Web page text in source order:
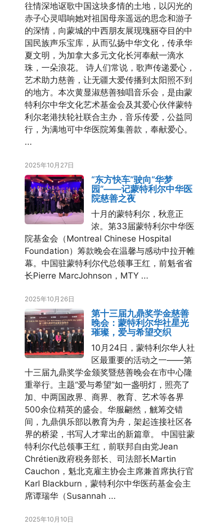
往情深地讴歌中国这块多情的土地，以闪光的
赤子心灵唱响她对祖国母亲遥远的思念和游子
的深情，向蒙城的中西朋友展现瑰丽夺目的中
国民族声乐宝库，从而弘扬中华文化，传承华
夏文明，为加拿大多元文化长河奉献一滴水
珠，一朵浪花。 诗人们常说，歌声传递爱心，
艺术助力慈善，让无疆大爱传播到太阳照不到
的地方。本次黄显淑慈善独唱音乐会，是由蒙
特利尔中华文化艺术基金会及其爱心伙伴蒙特
利尔老港扶轮社联合主办，音乐传爱，公益同
行，为满地可中华医院筹集善款，奉献爱心。
...
2025年10月27日
“东方快车”驶向“华梦
园”——记蒙特利尔中华医
院慈善之夜
十月的蒙特利尔，秋意正
浓。第33届蒙特利尔中华医
院基金会（Montreal Chinese Hospital
Foundation）筹款晚会在温馨与感动中拉开帷
幕。中国驻蒙特利尔代总领事王红，前魁省省
长Pierre MarcJohnson，MTY ...
2025年10月26日
第十三届九鼎奖学金慈善
晚会：蒙特利尔华社星光
璀璨，爱与希望交织
10月24日，蒙特利尔华人社
区最重要的活动之一——第
十三届九鼎奖学金颁奖暨慈善晚会在市中心隆
重举行。主题“爱与希望”如一盏明灯，照亮了
加、中两国政界、商界、教育、艺术等各界
500余位精英的盛会。华服翩然，觥筹交错
间，九鼎俱乐部以教育为舟，架起连接社区各
界的桥梁，书写人才辈出的新篇章。 中国驻蒙
特利尔代总领事王红，前联邦自由党Jean
Chrétien政府税务部长、司法部长Martin
Cauchon，魁北克雇主协会主席兼首席执行官
Karl Blackburn，蒙特利尔中华医药基金会主
席谭瑞华（Susannah ...
2025年10月10日